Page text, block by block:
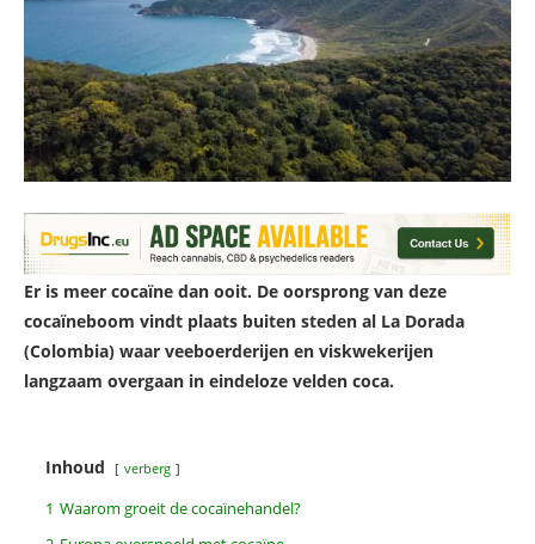
Er is meer cocaïne dan ooit. De oorsprong van deze
cocaïneboom vindt plaats buiten steden al La Dorada
(Colombia) waar veeboerderijen en viskwekerijen
langzaam overgaan in eindeloze velden coca.
Inhoud verberg
1 Waarom groeit de cocaïnehandel?